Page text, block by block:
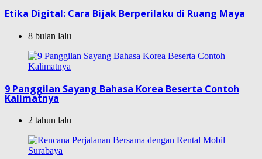
Etika Digital: Cara Bijak Berperilaku di Ruang Maya
8 bulan lalu
9 Panggilan Sayang Bahasa Korea Beserta Contoh
Kalimatnya
2 tahun lalu